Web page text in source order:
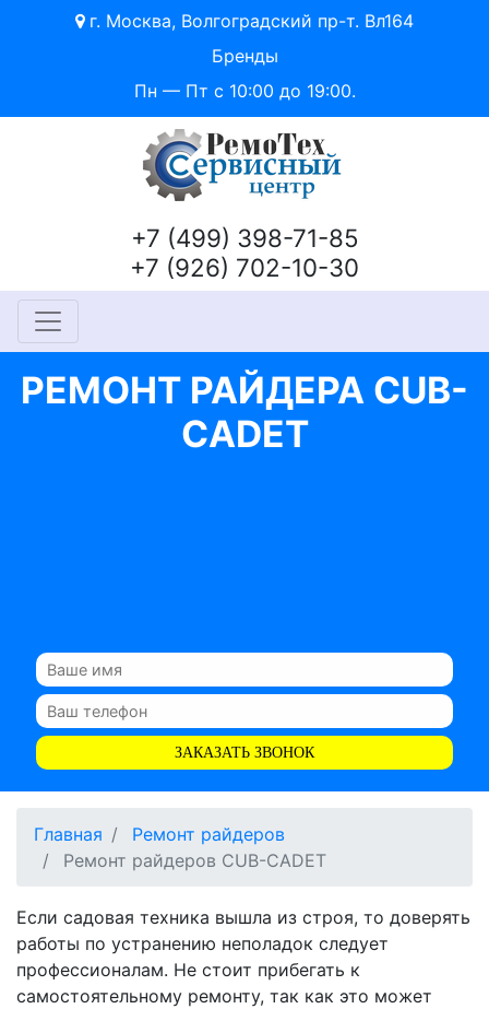
г. Москва, Волгоградский пр-т. Вл164
Бренды
Пн — Пт с 10:00 до 19:00.
+7 (499) 398-71-85
+7 (926) 702-10-30
РЕМОНТ РАЙДЕРА CUB-
CADET
ЗАКАЗАТЬ ЗВОНОК
Главная
Ремонт райдеров
Ремонт райдеров CUB-CADET
Если садовая техника вышла из строя, то доверять
работы по устранению неполадок следует
профессионалам. Не стоит прибегать к
самостоятельному ремонту, так как это может